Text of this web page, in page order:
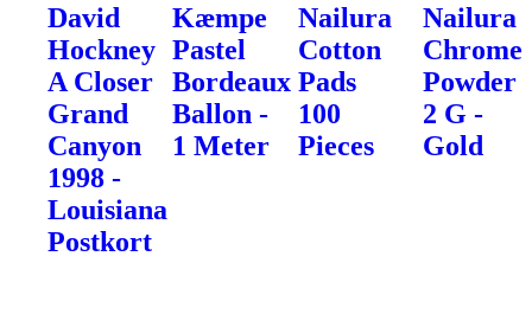
David
Hockney
A Closer
Grand
Canyon
1998 -
Louisiana
Postkort
Kæmpe
Pastel
Bordeaux
Ballon -
1 Meter
Nailura
Cotton
Pads
100
Pieces
Nailura
Chrome
Powder
2 G -
Gold